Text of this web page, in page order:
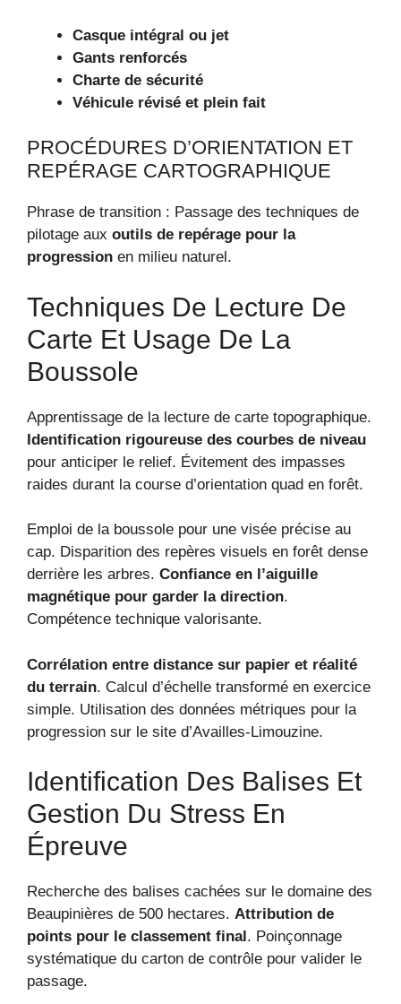
Casque intégral ou jet
Gants renforcés
Charte de sécurité
Véhicule révisé et plein fait
PROCÉDURES D’ORIENTATION ET
REPÉRAGE CARTOGRAPHIQUE
Phrase de transition : Passage des techniques de
pilotage aux outils de repérage pour la
progression en milieu naturel.
Techniques De Lecture De
Carte Et Usage De La
Boussole
Apprentissage de la lecture de carte topographique.
Identification rigoureuse des courbes de niveau
pour anticiper le relief. Évitement des impasses
raides durant la course d’orientation quad en forêt.
Emploi de la boussole pour une visée précise au
cap. Disparition des repères visuels en forêt dense
derrière les arbres. Confiance en l’aiguille
magnétique pour garder la direction.
Compétence technique valorisante.
Corrélation entre distance sur papier et réalité
du terrain. Calcul d’échelle transformé en exercice
simple. Utilisation des données métriques pour la
progression sur le site d’Availles-Limouzine.
Identification Des Balises Et
Gestion Du Stress En
Épreuve
Recherche des balises cachées sur le domaine des
Beaupinières de 500 hectares. Attribution de
points pour le classement final . Poinçonnage
systématique du carton de contrôle pour valider le
passage.